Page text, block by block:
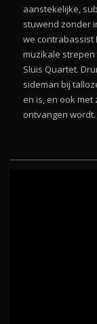
aanstekelijke,
stuwend zonder
we contrabassist
muzikale strepen
Sluis Quartet.
sideman bij
en is, en ook met
ontvangen wordt.